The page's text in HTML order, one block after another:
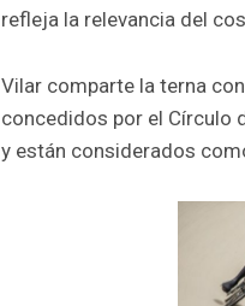
refleja la relevancia del
Vilar comparte la terna
concedidos por el Círculo
y están considerados